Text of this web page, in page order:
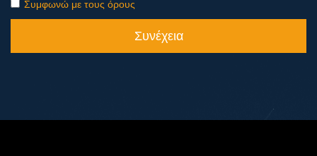
Συμφωνώ με τους όρους
Συνέχεια